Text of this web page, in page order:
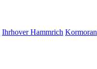
Ihrhover Hammrich Kormoran